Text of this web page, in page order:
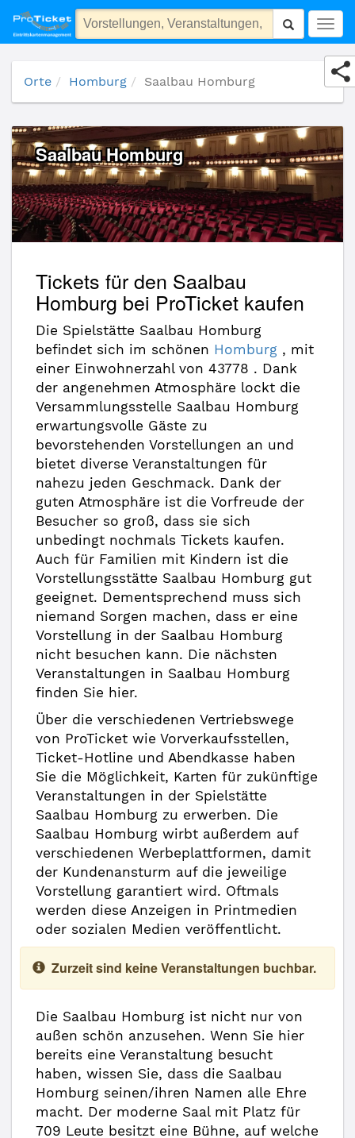
Saalbau Homburg
Orte Homburg Saalbau Homburg
Saalbau Homburg
Tickets für den Saalbau
Homburg bei ProTicket kaufen
Die Spielstätte Saalbau Homburg
befindet sich im schönen Homburg , mit
einer Einwohnerzahl von 43778 . Dank
der angenehmen Atmosphäre lockt die
Versammlungsstelle Saalbau Homburg
erwartungsvolle Gäste zu
bevorstehenden Vorstellungen an und
bietet diverse Veranstaltungen für
nahezu jeden Geschmack. Dank der
guten Atmosphäre ist die Vorfreude der
Besucher so groß, dass sie sich
unbedingt nochmals Tickets kaufen.
Auch für Familien mit Kindern ist die
Vorstellungsstätte Saalbau Homburg gut
geeignet. Dementsprechend muss sich
niemand Sorgen machen, dass er eine
Vorstellung in der Saalbau Homburg
nicht besuchen kann. Die nächsten
Veranstaltungen in Saalbau Homburg
finden Sie hier.
Über die verschiedenen Vertriebswege
von ProTicket wie Vorverkaufsstellen,
Ticket-Hotline und Abendkasse haben
Sie die Möglichkeit, Karten für zukünftige
Veranstaltungen in der Spielstätte
Saalbau Homburg zu erwerben. Die
Saalbau Homburg wirbt außerdem auf
verschiedenen Werbeplattformen, damit
der Kundenansturm auf die jeweilige
Vorstellung garantiert wird. Oftmals
werden diese Anzeigen in Printmedien
oder sozialen Medien veröffentlicht.
Zurzeit sind keine Veranstaltungen buchbar.
Die Saalbau Homburg ist nicht nur von
außen schön anzusehen. Wenn Sie hier
bereits eine Veranstaltung besucht
haben, wissen Sie, dass die Saalbau
Homburg seinen/ihren Namen alle Ehre
macht. Der moderne Saal mit Platz für
709 Leute besitzt eine Bühne, auf welche